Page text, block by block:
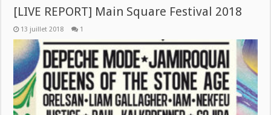
[LIVE REPORT] Main Square Festival 2018
13 juillet 2018 1